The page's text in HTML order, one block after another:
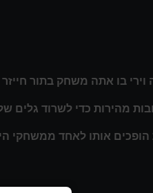
מהירות כדי לשרוד
אותו לאחד ממשחקי